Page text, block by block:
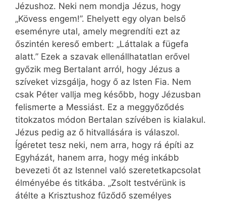
Jézushoz. Neki nem mondja Jézus, hogy
„Kövess engem!”. Ehelyett egy olyan belső
eseményre utal, amely megrendíti ezt az
őszintén kereső embert: „Láttalak a fügefa
alatt.” Ezek a szavak ellenállhatatlan erővel
győzik meg Bertalant arról, hogy Jézus a
szíveket vizsgálja, hogy ő az Isten Fia. Nem
csak Péter vallja meg később, hogy Jézusban
felismerte a Messiást. Ez a meggyőződés
titokzatos módon Bertalan szívében is kialakul.
Jézus pedig az ő hitvallására is válaszol.
Ígéretet tesz neki, nem arra, hogy rá építi az
Egyházát, hanem arra, hogy még inkább
bevezeti őt az Istennel való szeretetkapcsolat
élményébe és titkába. „Zsolt testvérünk is
átélte a Krisztushoz fűződő személyes